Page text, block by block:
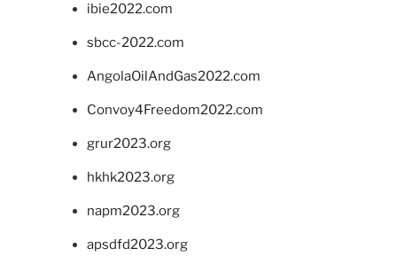
ibie2022.com
sbcc-2022.com
AngolaOilAndGas2022.com
Convoy4Freedom2022.com
grur2023.org
hkhk2023.org
napm2023.org
apsdfd2023.org